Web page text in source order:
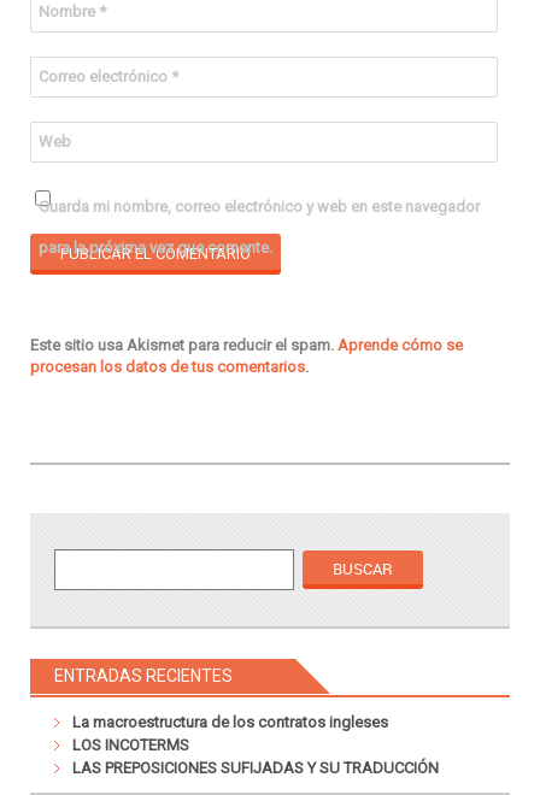
Nombre *
Correo electrónico *
Web
Guarda mi nombre, correo electrónico y web en este navegador
para la próxima vez que comente.
Este sitio usa Akismet para reducir el spam. Aprende cómo se
procesan los datos de tus comentarios.
ENTRADAS RECIENTES
La macroestructura de los contratos ingleses
LOS INCOTERMS
LAS PREPOSICIONES SUFIJADAS Y SU TRADUCCIÓN